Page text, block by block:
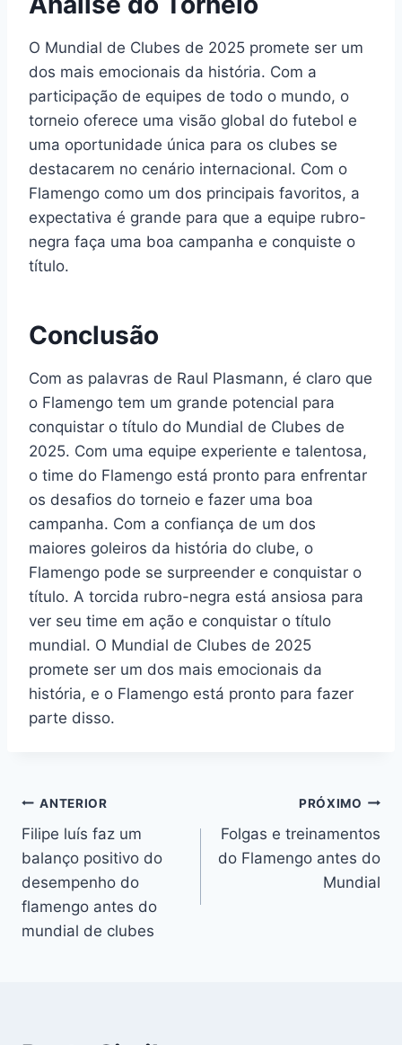
O Mundial de Clubes de 2025 promete ser um
dos mais emocionais da história. Com a
participação de equipes de todo o mundo, o
torneio oferece uma visão global do futebol e
uma oportunidade única para os clubes se
destacarem no cenário internacional. Com o
Flamengo como um dos principais favoritos, a
expectativa é grande para que a equipe rubro-
negra faça uma boa campanha e conquiste o
título.
Conclusão
Com as palavras de Raul Plasmann, é claro que
o Flamengo tem um grande potencial para
conquistar o título do Mundial de Clubes de
2025. Com uma equipe experiente e talentosa,
o time do Flamengo está pronto para enfrentar
os desafios do torneio e fazer uma boa
campanha. Com a confiança de um dos
maiores goleiros da história do clube, o
Flamengo pode se surpreender e conquistar o
título. A torcida rubro-negra está ansiosa para
ver seu time em ação e conquistar o título
mundial. O Mundial de Clubes de 2025
promete ser um dos mais emocionais da
história, e o Flamengo está pronto para fazer
parte disso.
Navegação
de
Post
ANTERIOR
Filipe luís faz um
balanço positivo do
desempenho do
flamengo antes do
mundial de clubes
PRÓXIMO
Folgas e treinamentos
do Flamengo antes do
Mundial